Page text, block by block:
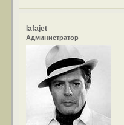
lafajet
Администратор